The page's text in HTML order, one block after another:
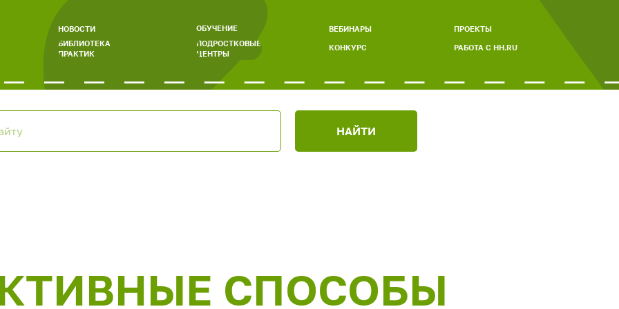
НОВОСТИ
БИБЛИОТЕКА
ПРАКТИК
ОБУЧЕНИЕ
ПОДРОСТКОВЫЕ
ЦЕНТРЫ
ПРОЕКТЫ
КОНКУРС
ВЕБИНАРЫ
РАБОТА С HH.RU
НАЙТИ
СПОСОБЫ